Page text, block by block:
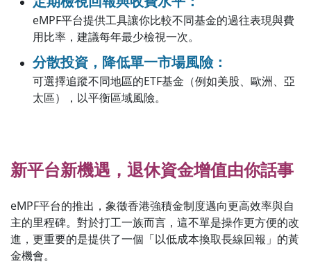
eMPF平台提供工具讓你比較不同基金的過往表現與費
用比率，建議每年最少檢視一次。
分散投資，降低單一市場風險：
可選擇追蹤不同地區的ETF基金（例如美股、歐洲、亞
太區），以平衡區域風險。
新平台新機遇，退休資金增值由你話事
eMPF平台的推出，象徵香港強積金制度邁向更高效率與自
主的里程碑。對於打工一族而言，這不單是操作更方便的改
進，更重要的是提供了一個「以低成本換取長線回報」的黃
金機會。